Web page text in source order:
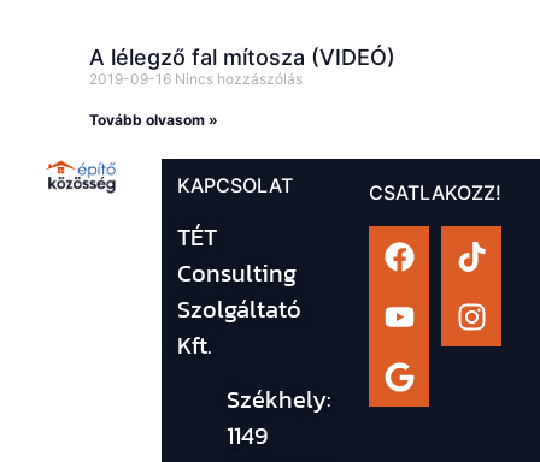
A lélegző fal mítosza (VIDEÓ)
2019-09-16 Nincs hozzászólás
Tovább olvasom »
KAPCSOLAT
TÉT
Consulting
Szolgáltató
Kft.
Székhely:
1149
CSATLAKOZZ!